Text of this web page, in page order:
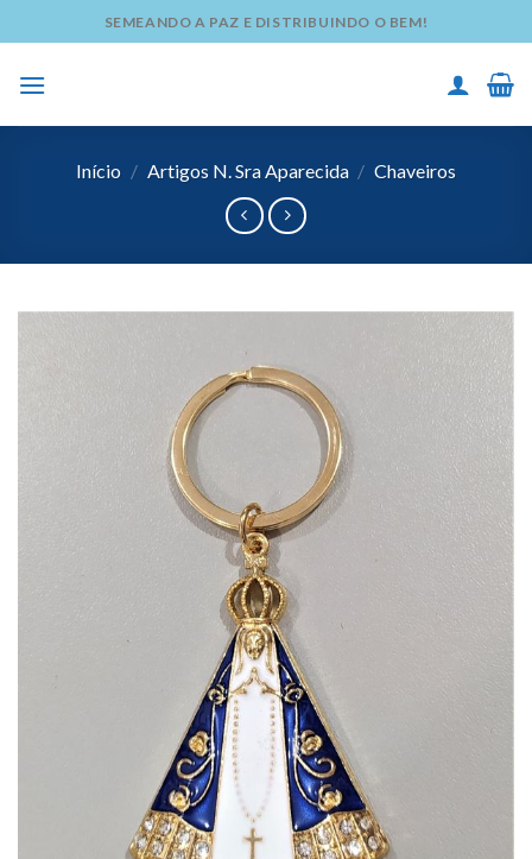
to
content
SEMEANDO A PAZ E DISTRIBUINDO O BEM!
Início / Artigos N. Sra Aparecida / Chaveiros